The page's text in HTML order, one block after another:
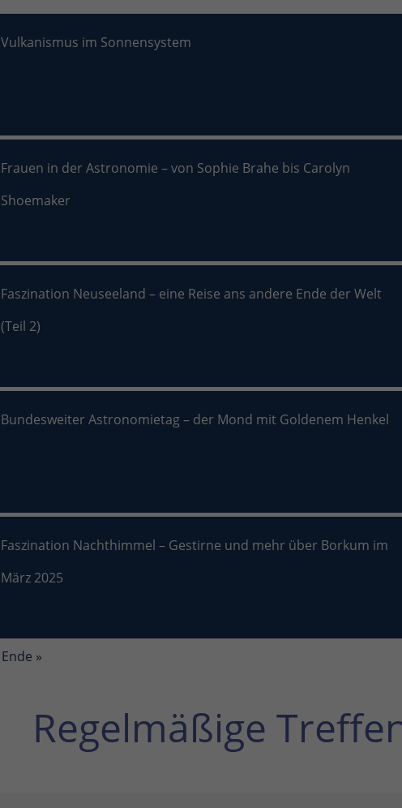
Vulkanismus im Sonnensystem
Frauen in der Astronomie – von Sophie Brahe bis Carolyn
Shoemaker
Faszination Neuseeland – eine Reise ans andere Ende der Welt
(Teil 2)
Bundesweiter Astronomietag – der Mond mit Goldenem Henkel
Faszination Nachthimmel – Gestirne und mehr über Borkum im
März 2025
Ende »
Regelmäßige